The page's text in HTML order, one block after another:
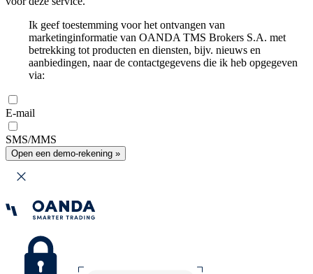
Ik geef toestemming voor het ontvangen van
marketinginformatie van OANDA TMS Brokers S.A. met
betrekking tot producten en diensten, bijv. nieuws en
aanbiedingen, naar de contactgegevens die ik heb opgegeven
via:
E-mail
SMS/MMS
Open een demo-rekening »